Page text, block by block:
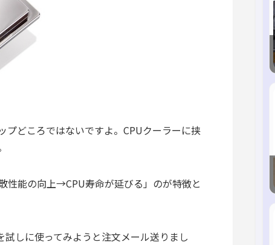
どころではないですよ。CPUクーラーに挟
性能の向上→CPU寿命が延びる」のが特徴と
しに使ってみようと注文メール送りまし